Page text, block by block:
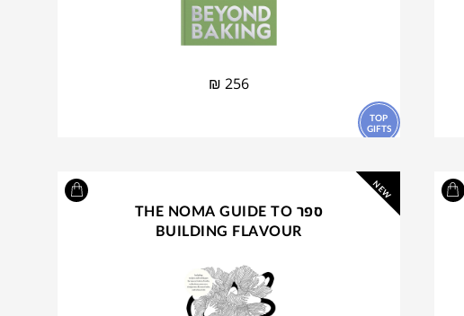
₪ 256
TOP
GIFTS
NEW
ספר THE NOMA GUIDE TO
BUILDING FLAVOUR